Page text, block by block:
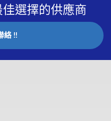
選擇的供應商
絡 !!